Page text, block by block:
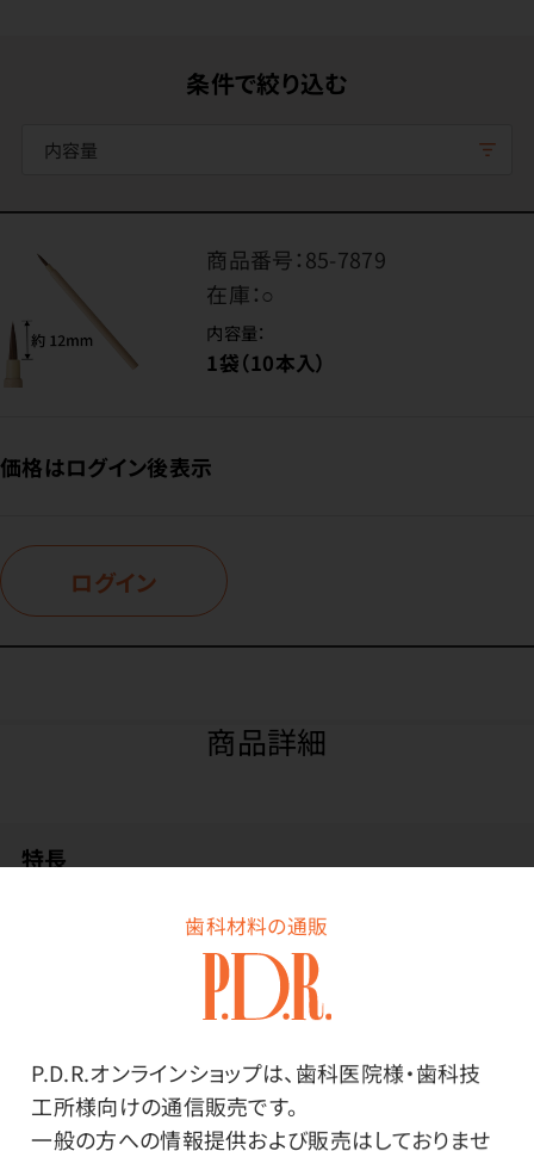
歯科材料の通販
P.D.R.オンラインショップは、歯科医院様・歯科技
工所様向けの通信販売です。
一般の方への情報提供および販売はしておりませ
条件で絞り込む
内容量
商品番号：85-7879
在庫：○
内容量：
1袋（10本入）
価格はログイン後表示
ログイン
商品詳細
特長
その他